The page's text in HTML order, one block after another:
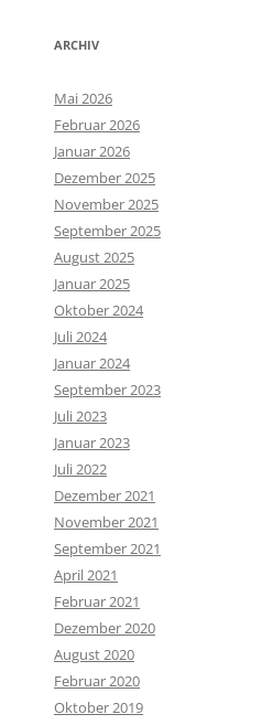
ARCHIV
Mai 2026
Februar 2026
Januar 2026
Dezember 2025
November 2025
September 2025
August 2025
Januar 2025
Oktober 2024
Juli 2024
Januar 2024
September 2023
Juli 2023
Januar 2023
Juli 2022
Dezember 2021
November 2021
September 2021
April 2021
Februar 2021
Dezember 2020
August 2020
Februar 2020
Oktober 2019